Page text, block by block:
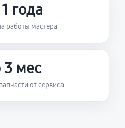
года
работы мастера
3 мес
от сервиса